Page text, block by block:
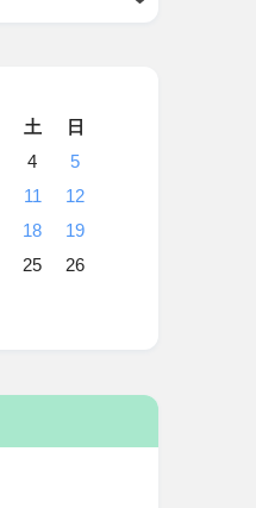
土
日
4
5
11
12
18
19
25
26